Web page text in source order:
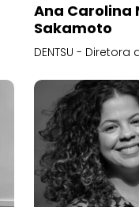
Ana Carolina
Sakamoto
DENTSU -